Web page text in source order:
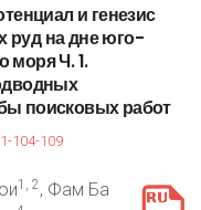
и генезис
руд наднеюго-
моряЧ.1.
поисковыхработ
104-109
1, 2, Фам Ба